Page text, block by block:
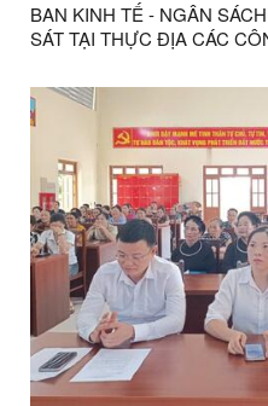
BAN KINH TẾ - NGÂN
SÁT TẠI THỰC ĐỊA CÁC